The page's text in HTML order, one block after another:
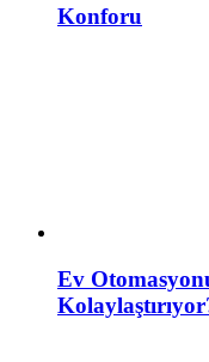
Konforu
Ev